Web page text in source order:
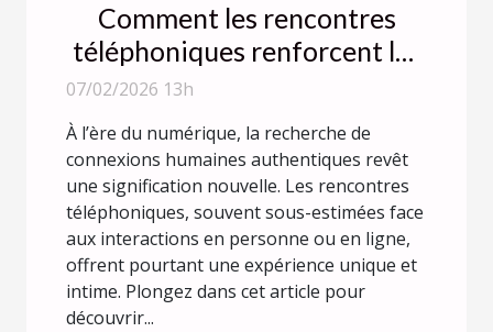
Comment les rencontres
téléphoniques renforcent les
connexions authentiques ?
07/02/2026 13h
À l’ère du numérique, la recherche de
connexions humaines authentiques revêt
une signification nouvelle. Les rencontres
téléphoniques, souvent sous-estimées face
aux interactions en personne ou en ligne,
offrent pourtant une expérience unique et
intime. Plongez dans cet article pour
découvrir...